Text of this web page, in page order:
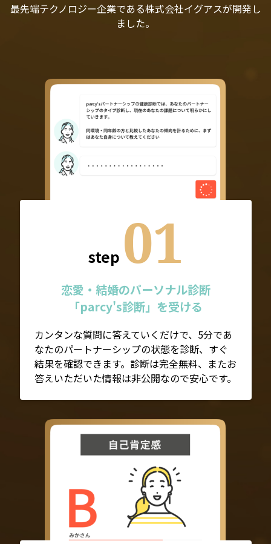
最先端テクノロジー企業である株式会社イグアスが開発し
ました。
step 01
恋愛・結婚のパーソナル診断
「parcy's診断」を受ける
カンタンな質問に答えていくだけで、5分であ
なたのパートナーシップの状態を診断、すぐ
結果を確認できます。診断は完全無料、またお
答えいただいた情報は非公開なので安心です。